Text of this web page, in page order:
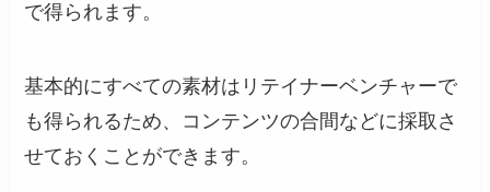
で得られます。
基本的にすべての素材はリテイナーベンチャーで
も得られるため、コンテンツの合間などに採取さ
せておくことができます。